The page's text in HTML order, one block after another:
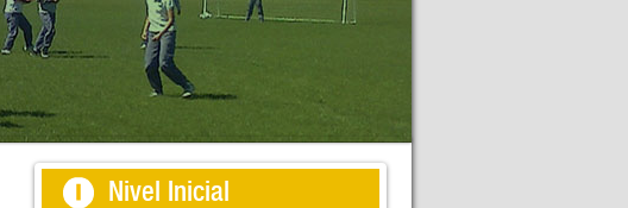
Nivel Inicial